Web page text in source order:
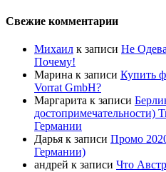
Свежие комментарии
Михаил к записи Не
Почему!
Марина к записи Купить
Vorrat GmbH?
Маргарита к записи
достопримечательности)
Германии
Дарья к записи Промо
Германии)
андрей к записи Что